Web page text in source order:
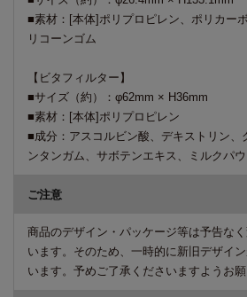
■素材：[本体]ポリプロピレン、ポリカー
リコーンゴム
【ビタフィルター】
■サイズ（約）：φ62mm × H36mm
■素材：[本体]ポリプロピレン
■成分：アスコルビン酸、デキストリン、
ンタンガム、サボテンエキス、ミルクパ
ご注意
商品のデザイン・パッケージ等は予告な
います。そのため、一時的に新旧デザイ
います。予めご了承くださいますようお願